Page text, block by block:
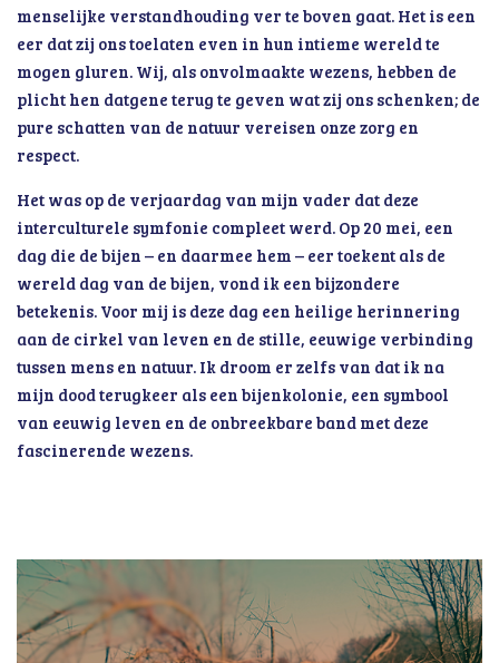
menselijke verstandhouding ver te boven gaat. Het is een
eer dat zij ons toelaten even in hun intieme wereld te
mogen gluren. Wij, als onvolmaakte wezens, hebben de
plicht hen datgene terug te geven wat zij ons schenken; de
pure schatten van de natuur vereisen onze zorg en
respect.
Het was op de verjaardag van mijn vader dat deze
interculturele symfonie compleet werd. Op 20 mei, een
dag die de bijen – en daarmee hem – eer toekent als de
wereld dag van de bijen, vond ik een bijzondere
betekenis. Voor mij is deze dag een heilige herinnering
aan de cirkel van leven en de stille, eeuwige verbinding
tussen mens en natuur. Ik droom er zelfs van dat ik na
mijn dood terugkeer als een bijenkolonie, een symbool
van eeuwig leven en de onbreekbare band met deze
fascinerende wezens.